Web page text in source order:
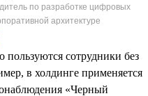
по разработке цифровых
архитектуре
сотрудники без
в холдинге применяется
«Черный